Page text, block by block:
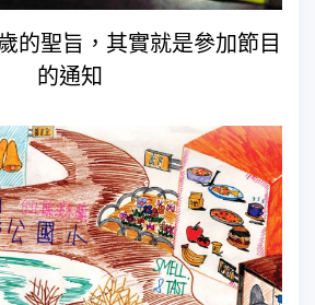
的聖旨，其實就是參加節目
的通知